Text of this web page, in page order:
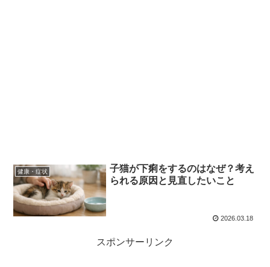
健康・症状
子猫が下痢をするのはなぜ？考え
られる原因と見直したいこと
2026.03.18
スポンサーリンク